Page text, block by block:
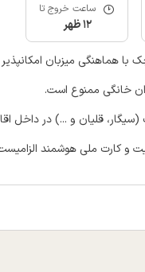
ساعت خروج تا
12 ظهر
با هماهنگی میزبان
خانگی ممنوع است.
(سیگار، قلیان و ...) در داخل
و کارت ملی هوشمند